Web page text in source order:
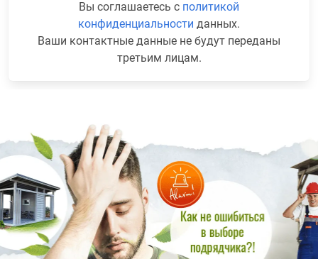
Вы соглашаетесь с политикой
конфиденциальности данных.
Ваши контактные данные не будут переданы
третьим лицам.